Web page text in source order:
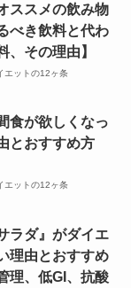
ススメの飲み物
べき飲料と代わ
、その理由】
エットの12ヶ条
食が欲しくなっ
とおすすめ方
エットの12ヶ条
ラダ』がダイエ
理由とおすすめ
理、低GI、抗酸